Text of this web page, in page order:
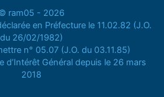
ram05 - 2026
en Préfecture le 11.02.82 (J.O.
du 26/02/1982)
n° 05.07 (J.O. du 03.11.85)
d’Intérêt Général depuis le 26 mars
2018